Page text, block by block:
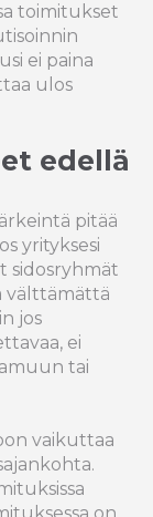
toimitukset
ei paina
ulos
edellä
pitää
yrityksesi
sidosryhmät
välttämättä
jos
ei
tai
vaikuttaa